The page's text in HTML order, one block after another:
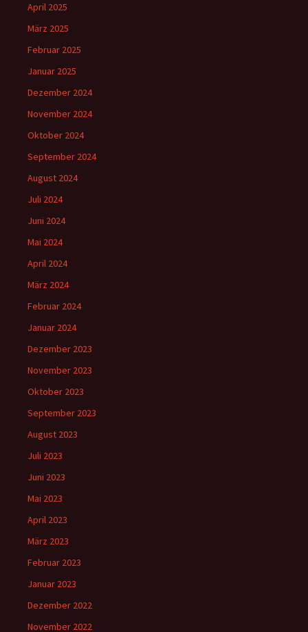
April 2025
März 2025
Februar 2025
Januar 2025
Dezember 2024
November 2024
Oktober 2024
September 2024
August 2024
Juli 2024
Juni 2024
Mai 2024
April 2024
März 2024
Februar 2024
Januar 2024
Dezember 2023
November 2023
Oktober 2023
September 2023
August 2023
Juli 2023
Juni 2023
Mai 2023
April 2023
März 2023
Februar 2023
Januar 2023
Dezember 2022
November 2022